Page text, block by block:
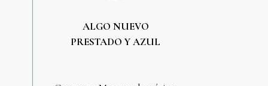
ALGO NUEVO
PRESTADO Y AZUL